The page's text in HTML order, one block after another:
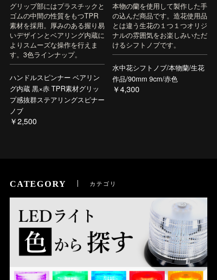
グリップ部にはプラスチックと
ゴムの中間の性質をもつTPR
素材を採用。厚みのある握り易
いデザインとベアリング内蔵に
よりスムーズな操作を行えま
す。3色ラインナップ。
ハンドルスピンナー ベアリン
グ内蔵 黒×赤 TPR素材グリッ
プ感抜群ステアリングスピナー
ノブ
￥2,500
本物の蘭を使用して製作した手
の込んだ商品です。造花使用品
とは違う生花の１つ１つオリジ
ナルの雰囲気をお楽しみいただ
けるシフトノブです。
水中花シフトノブ/本物蘭/生花
作品/90mm 9cm/赤色
￥4,300
CATEGORY カテゴリ